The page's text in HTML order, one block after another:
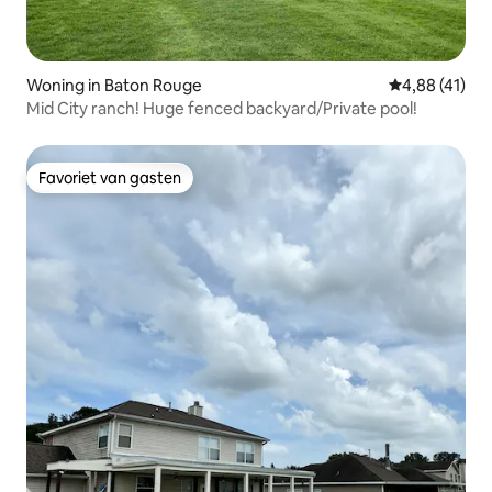
Woning in Baton Rouge Gemiddelde
4,88 (41)
Mid City ranch! Huge fenced backyard/Private pool!
Favoriet van gasten
Favoriet van gasten